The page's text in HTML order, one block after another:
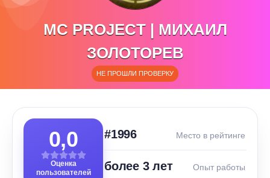
MC PROJECT | МИХАИЛ
ЗОЛОТОРЕВ
НЕ ПРОШЛИ ПРОВЕРКУ
0,0
Оценка
пользователей
#1996 Место в рейтинге
более 3 лет Опыт работы